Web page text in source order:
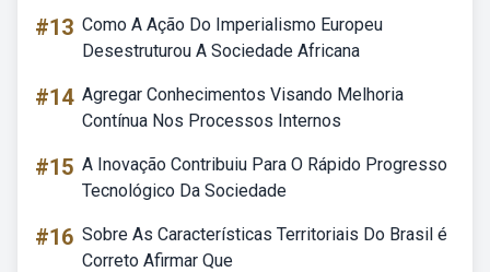
#13 Como A Ação Do Imperialismo Europeu
Desestruturou A Sociedade Africana
#14 Agregar Conhecimentos Visando Melhoria
Contínua Nos Processos Internos
#15 A Inovação Contribuiu Para O Rápido Progresso
Tecnológico Da Sociedade
#16 Sobre As Características Territoriais Do Brasil é
Correto Afirmar Que